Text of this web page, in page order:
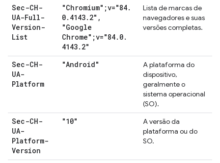
Sec-CH-
UA-Full-
Version-
List
"Chromium";v="84.
0. 4143. 2" ,
"Google
Chrome";v="84. 0.
4143. 2"
Lista de marcas de
navegadores e suas
versões completas.
Sec-CH-
UA-
Platform
"Android"
A plataforma do
dispositivo,
geralmente o
sistema operacional
(SO).
Sec-CH-
UA-
Platform-
Version
"10"
A versão da
plataforma ou do
SO.